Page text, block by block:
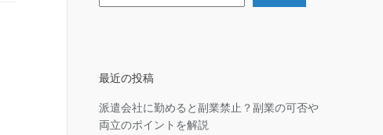
最近の投稿
派遣会社に勤めると副業禁止？副業の可否や
両立のポイントを解説